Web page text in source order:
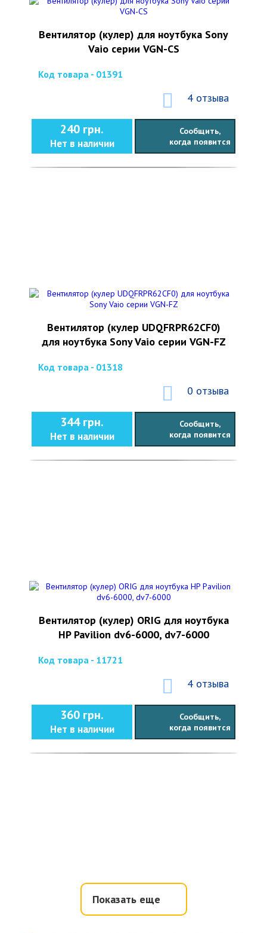
Вентилятор (кулер) для ноутбука Sony
Vaio серии VGN-CS
Код товара - 01391
4 отзыва
240 грн.
Нет в наличии
Сообщить,
когда появится
Вентилятор (кулер UDQFRPR62CF0)
для ноутбука Sony Vaio серии VGN-FZ
Код товара - 01318
0 отзыва
344 грн.
Нет в наличии
Сообщить,
когда появится
Вентилятор (кулер) ORIG для ноутбука
HP Pavilion dv6-6000, dv7-6000
Код товара - 11721
4 отзыва
360 грн.
Нет в наличии
Сообщить,
когда появится
Показать еще